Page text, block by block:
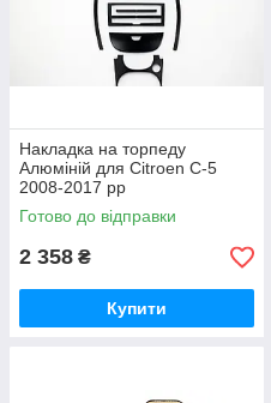
Накладка на торпеду
Алюміній для Citroen C-5
2008-2017 рр
Готово до відправки
2 358 ₴
Купити